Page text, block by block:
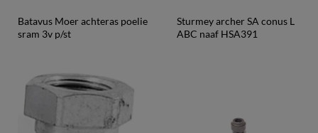
Batavus Moer achteras poelie
sram 3v p/st
Sturmey archer SA conus L
ABC naaf HSA391